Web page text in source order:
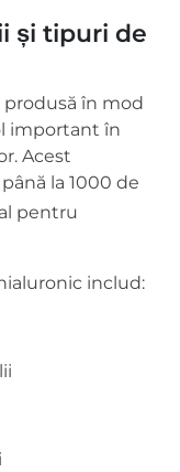
și tipuri de
în mod
important în
Acest
la 1000 de
pentru
includ: